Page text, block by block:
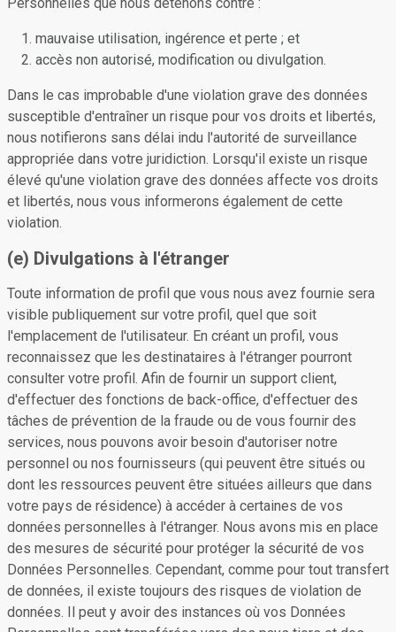
mauvaise utilisation, ingérence et perte ; et
accès non autorisé, modification ou divulgation.
Dans le cas improbable d'une violation grave des données
susceptible d'entraîner un risque pour vos droits et libertés,
nous notifierons sans délai indu l'autorité de surveillance
appropriée dans votre juridiction. Lorsqu'il existe un risque
élevé qu'une violation grave des données affecte vos droits
et libertés, nous vous informerons également de cette
violation.
(e) Divulgations à l'étranger
Toute information de profil que vous nous avez fournie sera
visible publiquement sur votre profil, quel que soit
l'emplacement de l'utilisateur. En créant un profil, vous
reconnaissez que les destinataires à l'étranger pourront
consulter votre profil. Afin de fournir un support client,
d'effectuer des fonctions de back-office, d'effectuer des
tâches de prévention de la fraude ou de vous fournir des
services, nous pouvons avoir besoin d'autoriser notre
personnel ou nos fournisseurs (qui peuvent être situés ou
dont les ressources peuvent être situées ailleurs que dans
votre pays de résidence) à accéder à certaines de vos
données personnelles à l'étranger. Nous avons mis en place
des mesures de sécurité pour protéger la sécurité de vos
Données Personnelles. Cependant, comme pour tout transfert
de données, il existe toujours des risques de violation de
données. Il peut y avoir des instances où vos Données